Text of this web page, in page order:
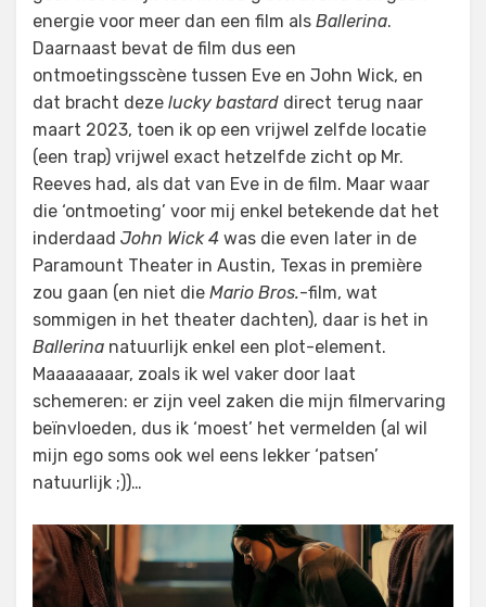
energie voor meer dan een film als Ballerina.
Daarnaast bevat de film dus een
ontmoetingsscène tussen Eve en John Wick, en
dat bracht deze lucky bastard direct terug naar
maart 2023, toen ik op een vrijwel zelfde locatie
(een trap) vrijwel exact hetzelfde zicht op Mr.
Reeves had, als dat van Eve in de film. Maar waar
die ‘ontmoeting’ voor mij enkel betekende dat het
inderdaad John Wick 4 was die even later in de
Paramount Theater in Austin, Texas in première
zou gaan (en niet die Mario Bros.-film, wat
sommigen in het theater dachten), daar is het in
Ballerina natuurlijk enkel een plot-element.
Maaaaaaaar, zoals ik wel vaker door laat
schemeren: er zijn veel zaken die mijn filmervaring
beïnvloeden, dus ik ‘moest’ het vermelden (al wil
mijn ego soms ook wel eens lekker ‘patsen’
natuurlijk ;))…